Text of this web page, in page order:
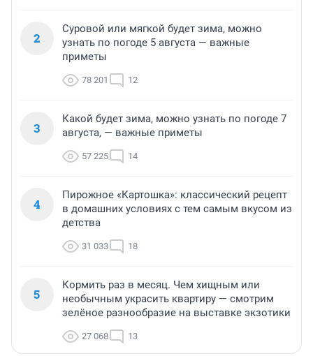
2
Суровой или мягкой будет зима, можно
узнать по погоде 5 августа — важные
приметы
78 201 12
3
Какой будет зима, можно узнать по погоде 7
августа, — важные приметы
57 225 14
4
Пирожное «Картошка»: классический рецепт
в домашних условиях с тем самым вкусом из
детства
31 033 18
5
Кормить раз в месяц. Чем хищным или
необычным украсить квартиру — смотрим
зелёное разнообразие на выставке экзотики
27 068 13